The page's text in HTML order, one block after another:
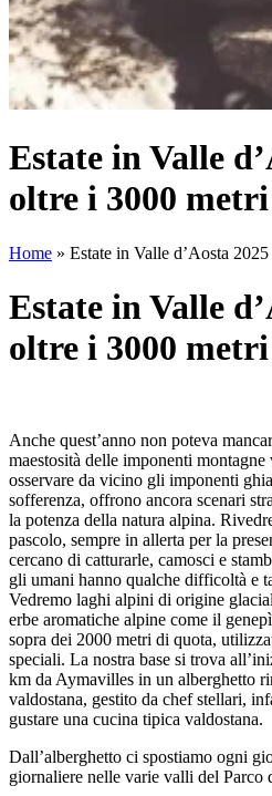
Estate in Valle
oltre i 3000
Home » Estate in Valle d’Aosta
Estate in Valle
oltre i 3000
Anche quest’anno non poteva
maestosità delle imponenti montagne
osservare da vicino gli imponenti
sofferenza, offrono ancora scenari
la potenza della natura alpina.
pascolo, sempre in allerta per la
cercano di catturarle, camosci e
gli umani hanno qualche difficoltà e
Vedremo laghi alpini di origine
erbe aromatiche alpine come il
sopra dei 2000 metri di quota,
speciali. La nostra base si trova
km da Aymavilles in un alberghetto
valdostana, gestito da chef stellari,
gustare una cucina tipica valdostana.
Dall’alberghetto ci spostiamo ogni
giornaliere nelle varie valli del Parco